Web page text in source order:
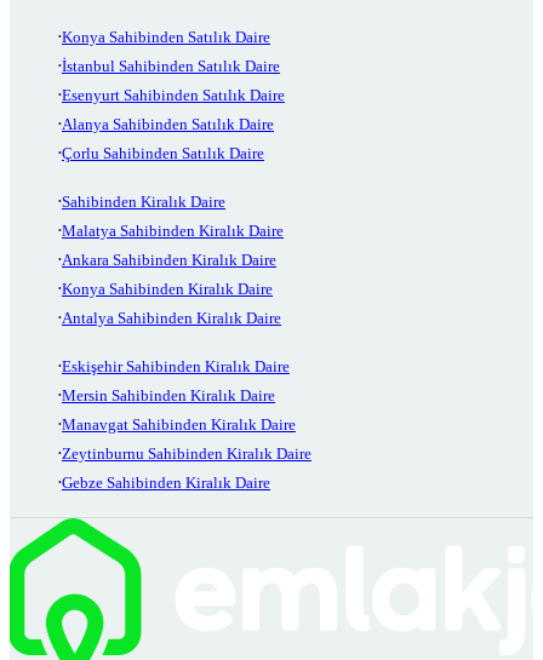
Konya Sahibinden Satılık Daire
İstanbul Sahibinden Satılık Daire
Esenyurt Sahibinden Satılık Daire
Alanya Sahibinden Satılık Daire
Çorlu Sahibinden Satılık Daire
Sahibinden Kiralık Daire
Malatya Sahibinden Kiralık Daire
Ankara Sahibinden Kiralık Daire
Konya Sahibinden Kiralık Daire
Antalya Sahibinden Kiralık Daire
Eskişehir Sahibinden Kiralık Daire
Mersin Sahibinden Kiralık Daire
Manavgat Sahibinden Kiralık Daire
Zeytinburnu Sahibinden Kiralık Daire
Gebze Sahibinden Kiralık Daire